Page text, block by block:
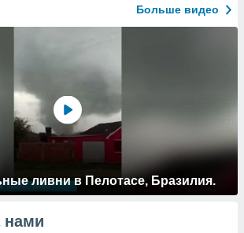
Больше видео
ливни в Пелотасе, Бразилия.
нами